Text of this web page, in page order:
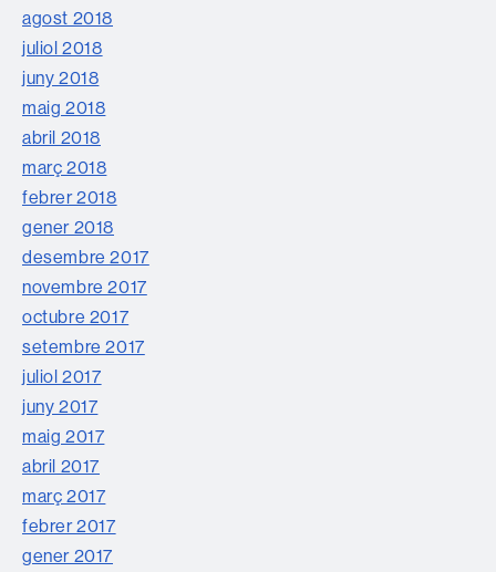
agost 2018
juliol 2018
juny 2018
maig 2018
abril 2018
març 2018
febrer 2018
gener 2018
desembre 2017
novembre 2017
octubre 2017
setembre 2017
juliol 2017
juny 2017
maig 2017
abril 2017
març 2017
febrer 2017
gener 2017